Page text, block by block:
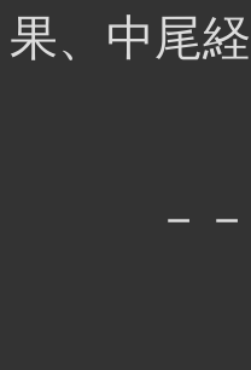
果、中尾
－－－